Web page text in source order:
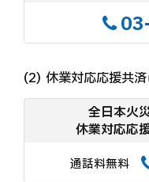
休業対応応援共
全日本火
休業対応応
通話料無料